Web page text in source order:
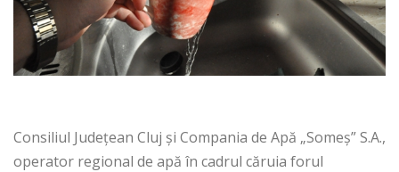
Consiliul Județean Cluj și Compania de Apă „Someș” S.A.,
operator regional de apă în cadrul căruia forul